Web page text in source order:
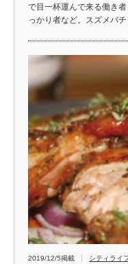
で目一杯運んで来る働き
っかり者など。スズメバ
2019/12/5掲載 シティライ